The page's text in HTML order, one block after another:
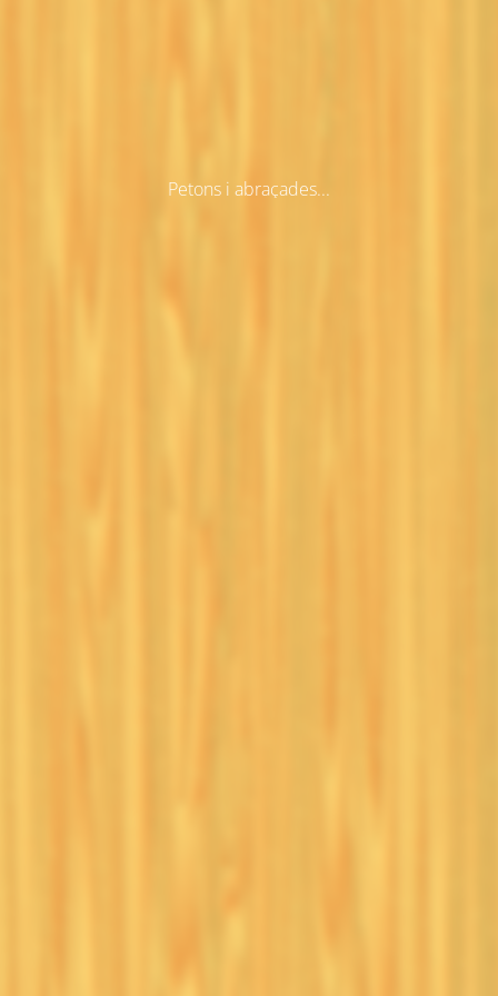
Petons i abraçades...